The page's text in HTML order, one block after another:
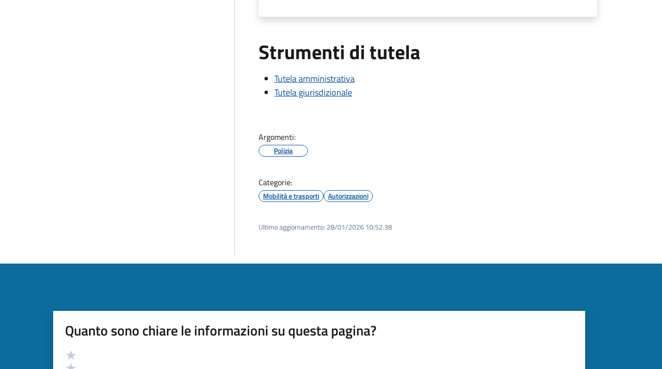
Strumenti di tutela
Tutela amministrativa
Tutela giurisdizionale
Argomenti:
Polizia
Categorie:
Mobilità e trasporti Autorizzazioni
Ultimo aggiornamento: 28/01/2026 10:52.38
Quanto sono chiare le informazioni su questa pagina?
Valutazione